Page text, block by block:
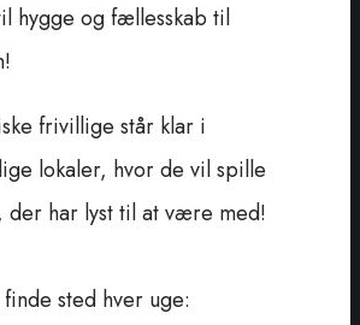
hygge og fællesskab til
frivillige står klar i
lokaler, hvor de vil spille
der har lyst til at være med!
sted hver uge: